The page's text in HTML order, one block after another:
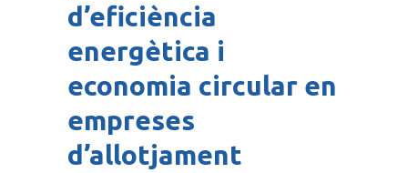
d’eficiència
energètica i
economia circular en
empreses
d’allotjament